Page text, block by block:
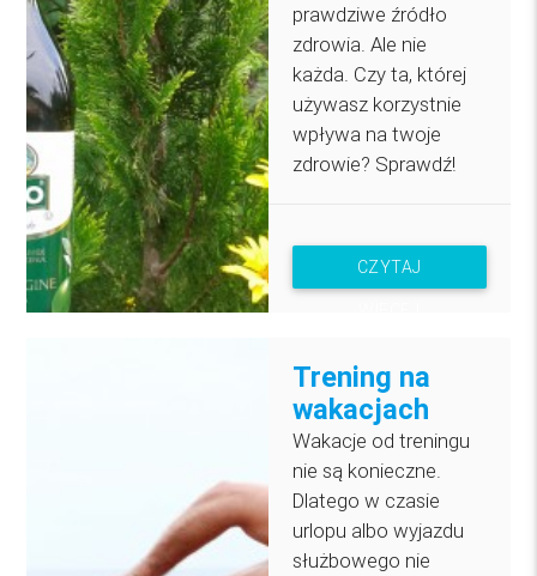
prawdziwe źródło
zdrowia. Ale nie
każda. Czy ta, której
używasz korzystnie
wpływa na twoje
zdrowie? Sprawdź!
CZYTAJ
Trening na
wakacjach
Wakacje od treningu
nie są konieczne.
Dlatego w czasie
urlopu albo wyjazdu
służbowego nie